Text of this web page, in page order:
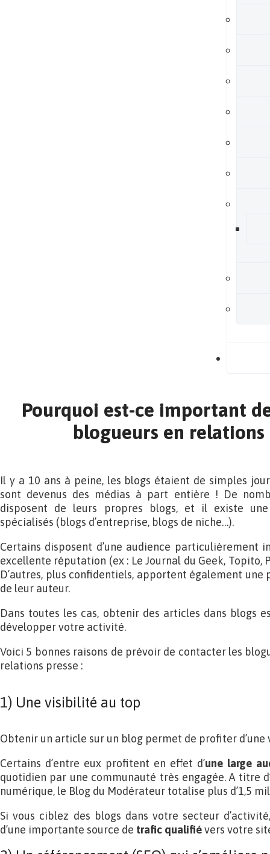
Pourquoi est-ce important
blogueurs en relations
Il y a 10 ans à peine, les blogs étaient de simples
sont devenus des médias à part entière ! De
disposent de leurs propres blogs, et il existe
spécialisés (blogs d’entreprise, blogs de niche…).
Certains disposent d’une audience particulièrement
excellente réputation (ex : Le Journal du Geek, Topito,
D’autres, plus confidentiels, apportent également une
de leur auteur.
Dans toutes les cas, obtenir des articles dans blogs
développer votre activité.
Voici 5 bonnes raisons de prévoir de contacter les
relations presse :
1) Une visibilité au top
Obtenir un article sur un blog permet de profiter
Certains d’entre eux profitent en effet d’une large
quotidien par une communauté très engagée. A titre
numérique, le Blog du Modérateur totalise plus d’1,5
Si vous ciblez des blogs dans votre secteur
d’une importante source de trafic qualifiévers votre